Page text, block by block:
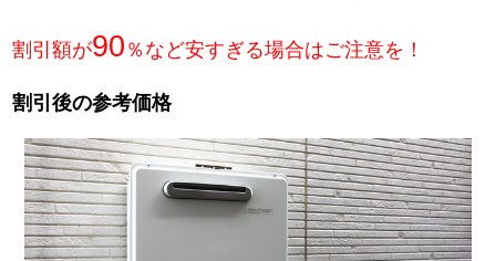
割引額が90 ％など安すぎる場合はご注意を！
割引後の参考価格